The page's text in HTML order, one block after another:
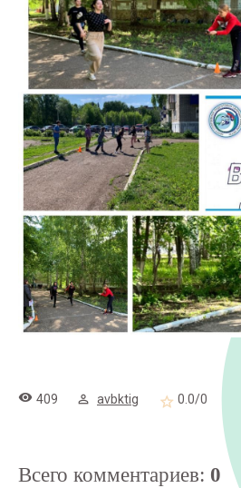
409 avbktig 0.0/0
Всего комментариев: 0